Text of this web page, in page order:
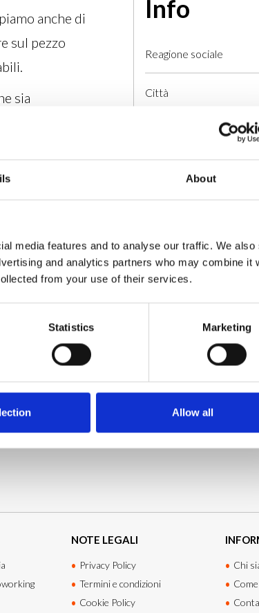
About
media features and to analyse our traffic. We also
and analytics partners who may combine it
from your use of their services.
Statistics Marketing
Allow all
anche di
sul pezzo
sia
Info
Reagione sociale
Città
Entra in
ACCEDI PER
NOTE LEGALI
Privacy Policy
Termini e condizioni
Cookie Policy
Chi